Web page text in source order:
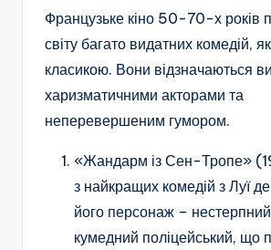
Французьке кіно 50-70-х років
світу багато видатних комедій,
класикою. Вони відзначаються
харизматичними акторами та
неперевершеним гумором.
«Жандарм із Сен-Тропе»
з найкращих комедій з Луї
його персонаж –
кумедний поліцейський, що